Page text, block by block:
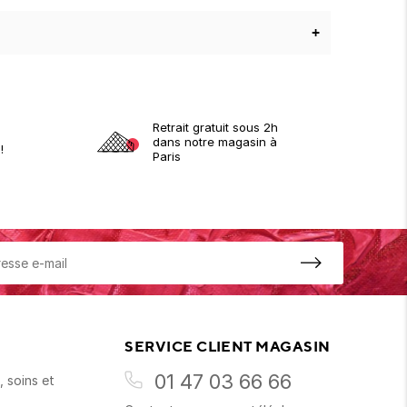
+
Retrait gratuit sous 2h
dans notre magasin à
Paris
soins et
SERVICE CLIENT MAGASIN
01 47 03 66 66